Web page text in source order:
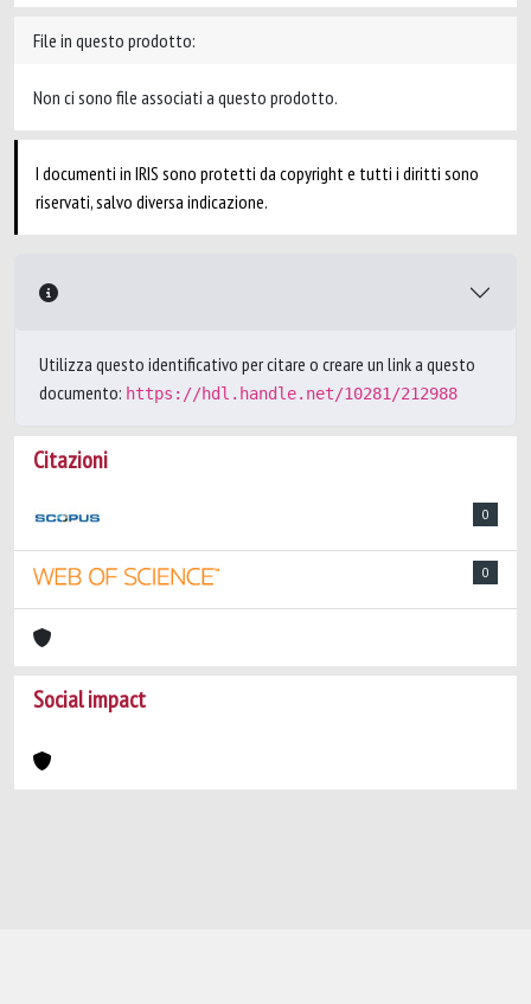
File in questo prodotto:
Non ci sono file associati a questo prodotto.
I documenti in IRIS sono protetti da copyright e tutti i diritti sono
riservati, salvo diversa indicazione.
Utilizza questo identificativo per citare o creare un link a questo
documento: https://hdl.handle.net/10281/212988
Citazioni
0
0
Social impact